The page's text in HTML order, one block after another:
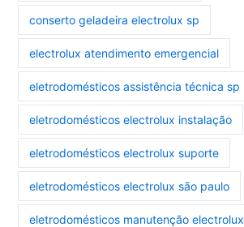
conserto geladeira electrolux sp
electrolux atendimento emergencial
eletrodomésticos assistência técnica sp
eletrodomésticos electrolux instalação
eletrodomésticos electrolux suporte
eletrodomésticos electrolux são paulo
eletrodomésticos manutenção electrolux